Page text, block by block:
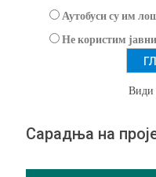
Аутобуси су им
Не користим
Види
Сарадња на